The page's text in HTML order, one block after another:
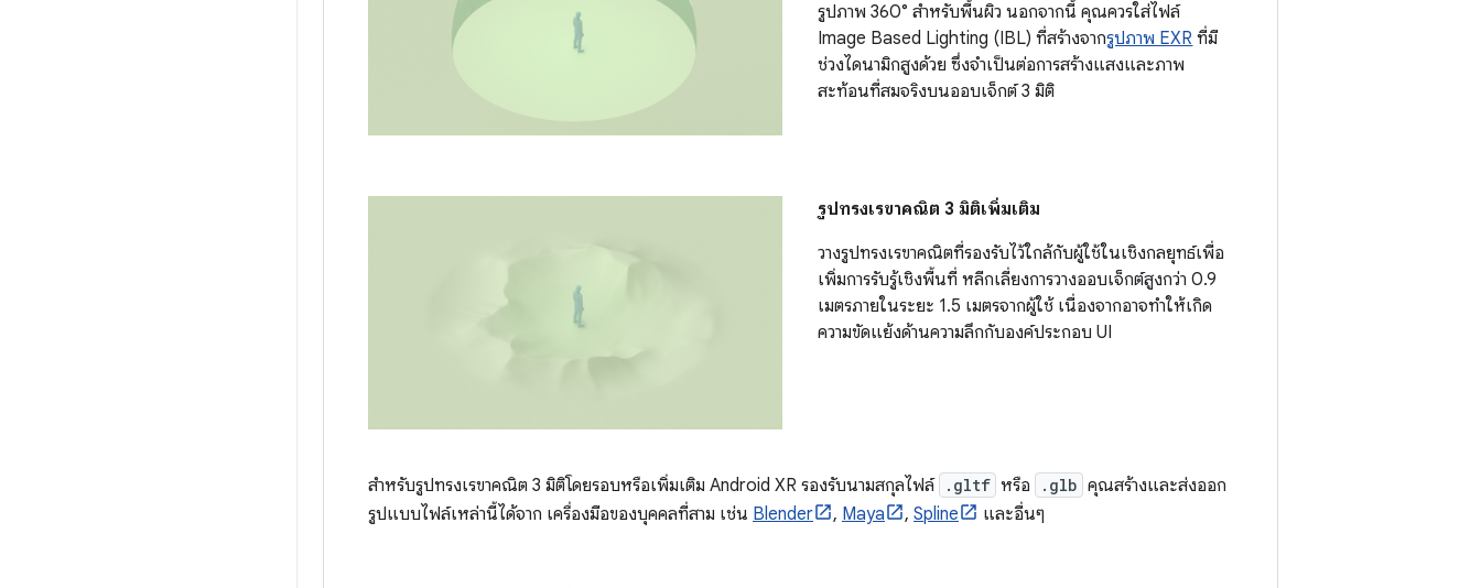
รูปภาพ 360° สำหรับพื้นผิว นอกจากนี้ คุณควรใส่ไฟล์
Image Based Lighting (IBL) ที่สร้างจากรูปภาพ EXR ที่มี
ช่วงไดนามิกสูงด้วย ซึ่งจำเป็นต่อการสร้างแสงและภาพ
สะท้อนที่สมจริงบนออบเจ็กต์ 3 มิติ
รูปทรงเรขาคณิต 3 มิติเพิ่มเติม
วางรูปทรงเรขาคณิตที่รองรับไว้ใกล้กับผู้ใช้ในเชิงกลยุทธ์เพื่อ
เพิ่มการรับรู้เชิงพื้นที่ หลีกเลี่ยงการวางออบเจ็กต์สูงกว่า 0.9
เมตรภายในระยะ 1.5 เมตรจากผู้ใช้ เนื่องจากอาจทำให้เกิด
ความขัดแย้งด้านความลึกกับองค์ประกอบ UI
สำหรับรูปทรงเรขาคณิต 3 มิติโดยรอบหรือเพิ่มเติม Android XR รองรับนามสกุลไฟล์ .gltf หรือ .glb คุณสร้างและส่งออก
รูปแบบไฟล์เหล่านี้ได้จาก เครื่องมือของบุคคลที่สาม เช่น Blender , Maya , Spline และอื่นๆ